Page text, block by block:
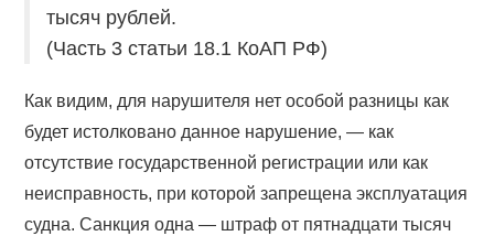
тысяч рублей.
(Часть 3 статьи 18.1 КоАП РФ)
Как видим, для нарушителя нет особой разницы как
будет истолковано данное нарушение, — как
отсутствие государственной регистрации или как
неисправность, при которой запрещена эксплуатация
судна. Санкция одна — штраф от пятнадцати тысяч